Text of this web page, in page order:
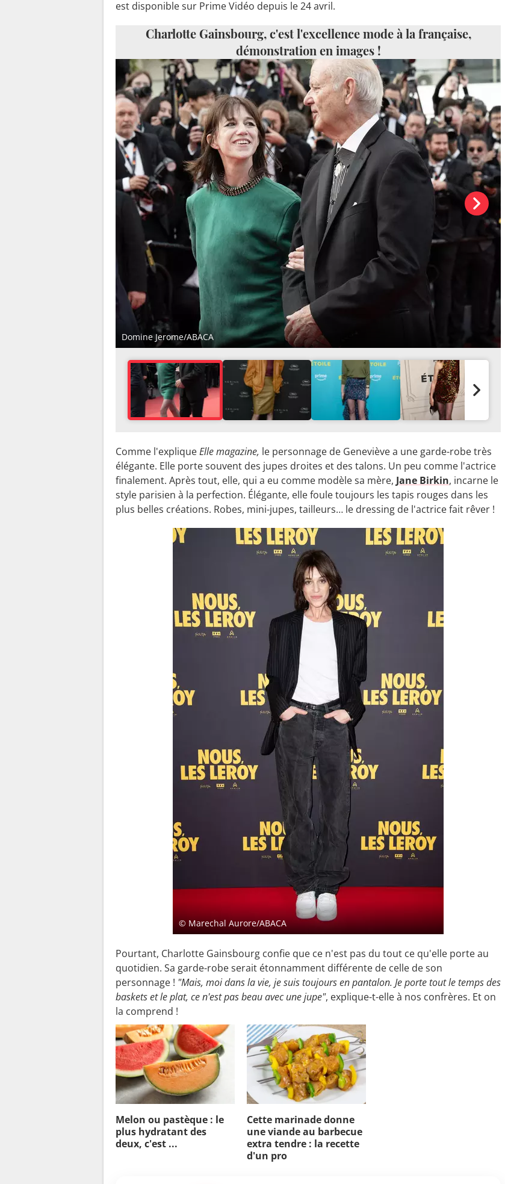
est disponible sur Prime Vidéo depuis le 24 avril.
Charlotte Gainsbourg, c'est l'excellence mode à la française,
démonstration en images !
Domine Jerome/ABACA
Comme l'expliqueElle magazine, le personnage de Geneviève a une garde-robe très
élégante. Elle porte souvent des jupes droites et des talons. Un peu comme l'actrice
finalement. Après tout, elle, qui a eu comme modèle sa mère, Jane Birkin, incarne le
style parisien à la perfection. Élégante, elle foule toujours les tapis rouges dans les
plus belles créations. Robes, mini-jupes, tailleurs… le dressing de l'actrice fait rêver !
© Marechal Aurore/ABACA
Pourtant, Charlotte Gainsbourg confie que ce n'est pas du tout ce qu'elle porte au
quotidien. Sa garde-robe serait étonnamment différente de celle de son
personnage ! "Mais, moi dans la vie, je suis toujours en pantalon. Je porte tout le temps des
baskets et le plat, ce n'est pas beau avec une jupe", explique-t-elle à nos confrères. Et on
la comprend !
Melon ou pastèque : le
plus hydratant des
deux, c'est ...
Cette marinade donne
une viande au barbecue
extra tendre : la recette
d'un pro